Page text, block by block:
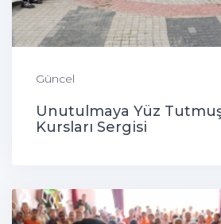
Güncel
Unutulmaya Yüz
Kursları Sergisi